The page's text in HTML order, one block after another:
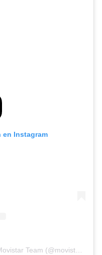
en Instagram
Una publicación compartida por Movistar Team (@movistar_team)